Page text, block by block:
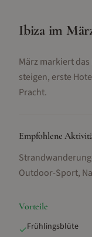
Ibiza im
März markiert
steigen, erste
Pracht.
Empfohlene
Outdoor-Sport,
Vorteile
✓Frühlingsblüte